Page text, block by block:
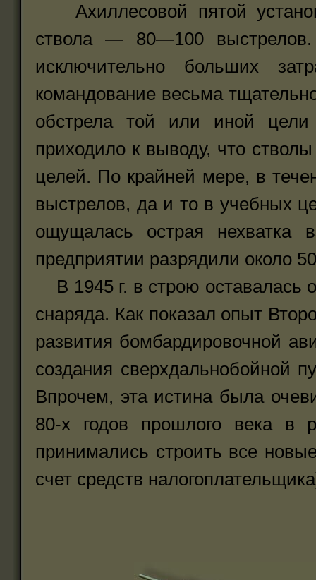
Ахиллесовой пятой
ствола — 80—100 выстрелов.
исключительно больших
командование весьма
обстрела той или иной
приходило к выводу, что
целей. По крайней мере, в
выстрелов, да и то в учебных
ощущалась острая нехватка
предприятии разрядили около
В 1945 г. в строю оставалась
снаряда. Как показал опыт
развития бомбардировочной
создания сверхдальнобойной
Впрочем, эта истина была
80-х годов прошлого века в
принимались строить все
счет средств